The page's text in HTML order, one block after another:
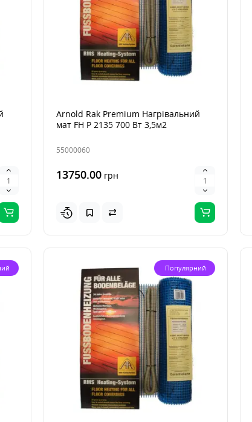
Arnold Rak Premium Нагрівальний
мат FH Р 2135 700 Вт 3,5м2
55000060
13750.00 грн
Популярний